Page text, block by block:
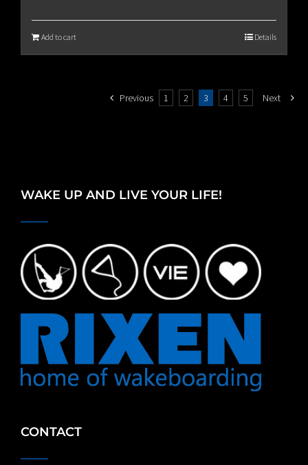
Add to cart Details
Previous 1 2 3 4 5 Next
WAKE UP AND LIVE YOUR LIFE!
CONTACT